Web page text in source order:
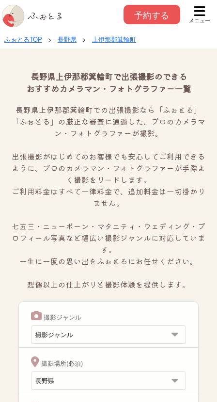
予約する メニュー
ふぉとるTOP > 長野県 > 上伊那郡箕輪町
長野県上伊那郡箕輪町で出張撮影のできる
おすすめカメラマン・フォトグラファー一覧
長野県上伊那郡箕輪町での出張撮影なら「ふぉとる」
「ふぉとる」の厳正な審査に通過した、プロのカメラマ
ン・フォトグラファーが撮影。
出張撮影がはじめてのお客様でも安心してご利用できる
ように、プロのカメラマン・フォトグラファーが手際よ
く撮影をリードします。
ご利用料金はすべて一律料金で、追加料金は一切掛かり
ません。
七五三・ニューボーン・マタニティ・ウェディング・プ
ロフィール写真など幅広い撮影ジャンルに対応していま
す。
一生に一度の思い出をふぉとるにお任せください。
想像以上の仕上がりと撮影体験を提供します。
撮影ジャンル
撮影場所(必須)